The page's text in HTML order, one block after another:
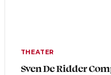
THEATER
Sven De Ridder